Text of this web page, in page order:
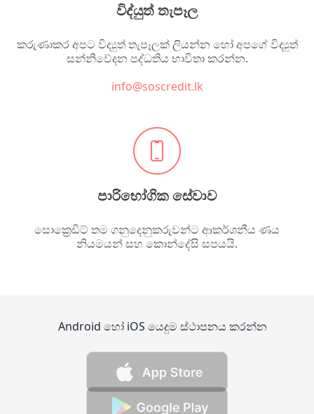
විද්යුත් තැපෑල
කරුණාකර අපට විද්‍යුත් තැපෑලක් ලියන්න හෝ අපගේ විද්‍යුත්
සන්නිවේදන පද්ධතිය භාවිතා කරන්න.
info@soscredit.lk
පාරිභෝගික සේවාව
සොක්‍රෙඩිට් තම ගනුදෙනුකරුවන්ට ආකර්ශනීය ණය
නියමයන් සහ කොන්දේසි සපයයි.
Android හෝ iOS යෙදුම ස්ථාපනය කරන්න